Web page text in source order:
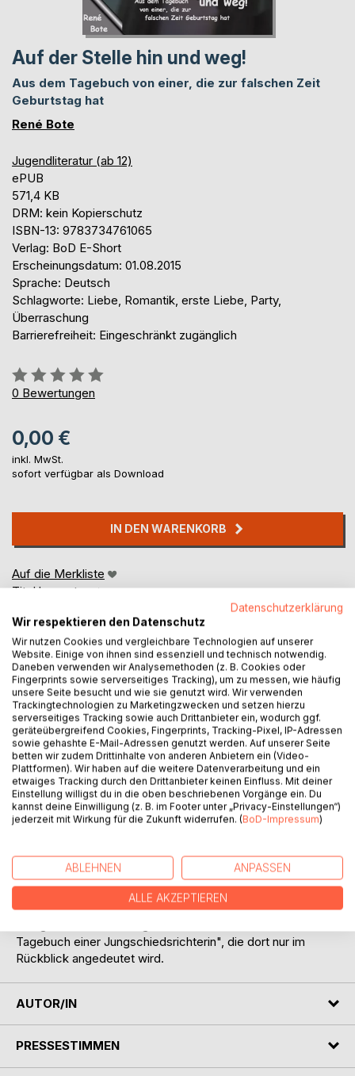
Auf der Stelle hin und weg!
Aus dem Tagebuch von einer, die zur falschen Zeit
Geburtstag hat
René Bote
Jugendliteratur (ab 12)
ePUB
571,4 KB
DRM: kein Kopierschutz
ISBN-13: 9783734761065
Verlag: BoD E-Short
Erscheinungsdatum: 01.08.2015
Sprache: Deutsch
Schlagworte: Liebe, Romantik, erste Liebe, Party,
Überraschung
Barrierefreiheit: Eingeschränkt zugänglich
Bewertung::
0%
0 Bewertungen
0,00 €
inkl. MwSt.
sofort verfügbar als Download
IN DEN WARENKORB
Auf die Merkliste
Titel bewerten
BESCHREIBUNG
Dass nicht alle Eingeladenen zu ihrer Geburtstagsfeier
kommen, ist für Eileen nichts Neues. Ein Geburtstag in den
Sommerferien bringt das nun mal mit sich. Ihr fünfzehnter
Geburtstag droht jedoch zu einer reinen Mädchensache zu
werden, und ein paar Jungs hätte sie bei der Party schon
sie Eileen nicht vorwarnen können, dass Julian so... so...
einfach so toll ist?
"Auf der Stelle hin und weg!" erzählt als eigenständige
Tagebuch einer Jungschiedsrichterin", die dort nur im
Rückblick angedeutet wird.
AUTOR/IN
PRESSESTIMMEN
Datenschutzerklärung
Wir respektieren den Datenschutz
Wir nutzen Cookies und vergleichbare Technologien auf unserer
Website. Einige von ihnen sind essenziell und technisch notwendig.
Daneben verwenden wir Analysemethoden (z. B. Cookies oder
Fingerprints sowie serverseitiges Tracking), um zu messen, wie häufig
unsere Seite besucht und wie sie genutzt wird. Wir verwenden
Trackingtechnologien zu Marketingzwecken und setzen hierzu
serverseitiges Tracking sowie auch Drittanbieter ein, wodurch ggf.
geräteübergreifend Cookies, Fingerprints, Tracking-Pixel, IP-Adressen
sowie gehashte E-Mail-Adressen genutzt werden. Auf unserer Seite
betten wir zudem Drittinhalte von anderen Anbietern ein (Video-
Plattformen). Wir haben auf die weitere Datenverarbeitung und ein
etwaiges Tracking durch den Drittanbieter keinen Einfluss. Mit deiner
Einstellung willigst du in die oben beschriebenen Vorgänge ein. Du
kannst deine Einwilligung (z. B. im Footer unter „Privacy-Einstellungen“)
jederzeit mit Wirkung für die Zukunft widerrufen. (BoD-Impressum)
ABLEHNEN ANPASSEN
ALLE AKZEPTIEREN